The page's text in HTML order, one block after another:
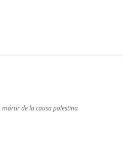
mártir de la causa palestina